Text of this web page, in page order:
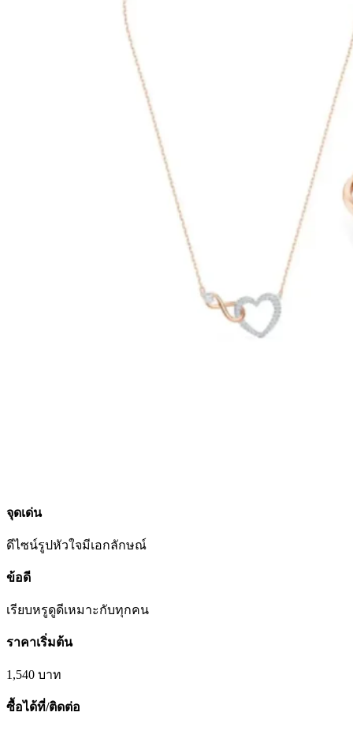
จุดเด่น
ดีไซน์รูปหัวใจมีเอกลักษณ์
ข้อดี
เรียบหรูดูดีเหมาะกับทุกคน
ราคาเริ่มต้น
1,540 บาท
ซื้อได้ที่/ติดต่อ